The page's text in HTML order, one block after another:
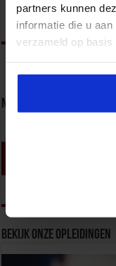
partners kunnen
informatie die u
verzameld op
Lees verder »
Nieuwsbrief
Bekijk onze opleidingen